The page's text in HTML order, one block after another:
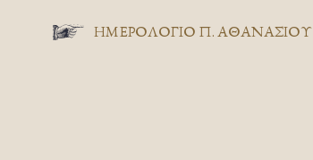
ΗΜΕΡΟΛΟΓΙΟ Π. ΑΘΑΝΑΣΙΟΥ